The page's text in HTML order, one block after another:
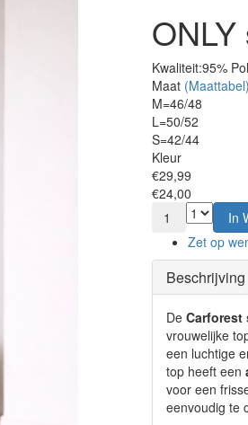
Kwaliteit:95%
Maat (Maattabel)
M=46/48
L=50/52
S=42/44
Kleur
€29,99
€24,00
1
In
Zet op
Beschrijving
De Carforest
vrouwelijke
een luchtige
top heeft een
voor een
eenvoudig te